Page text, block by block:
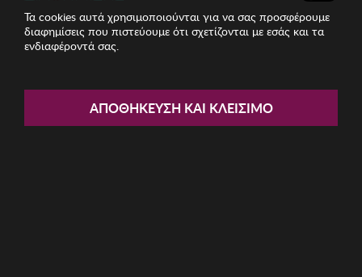
Γυναικείο Φόρεμα ISABEL
Τα cookies αυτά χρησιμοποιούνται για να σας προσφέρουμε
διαφημίσεις που πιστεύουμε ότι σχετίζονται με εσάς και τα
ενδιαφέροντά σας.
ΑΠΟΘΉΚΕΥΣΗ ΚΑΙ ΚΛΕΊΣΙΜΟ